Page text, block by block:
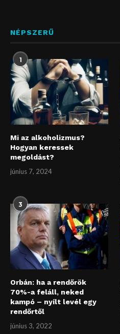
NÉPSZERŰ
1
Mi az alkoholizmus?
Hogyan keressek
megoldást?
június 7, 2024
3
Orbán: ha a rendőrök
70%-a feláll, neked
kampó – nyílt levél egy
rendőrtől
június 3, 2022